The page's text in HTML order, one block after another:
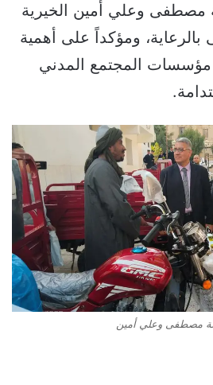
وعلي أمين الخيرية
بالرعاية، ومؤكداً على أهمية
مؤسسات المجتمع المدني
مصطفى وعلي أمين